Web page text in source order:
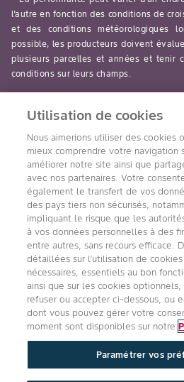
l’autre en fonction des conditions de
et des conditions météorologiques
possible, les producteurs doivent
plusieurs parcelles et années et tenir
conditions sur leurs champs.
Suivez
Accessibilité
Conditions
Énoncé sur la confidentialité
Politique Qualité, Santé, Sécurité
Protection technologique
Utilisation de cookies
Nous aimerions utiliser des cookies
mieux comprendre votre navigation
améliorer notre site ainsi que
avec nos partenaires. Votre
également le transfert de vos
des pays tiers non sécurisés,
impliquant le risque que les
à vos données personnelles à des
entre autres, sans recours efficace.
détaillées sur l’utilisation de
nécessaires, essentiels au bon
ainsi que sur les cookies
refuser ou accepter ci-dessous, ou
dont vous pouvez gérer votre
moment sont disponibles sur notre
Paramétrer vos